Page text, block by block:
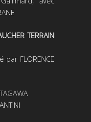
TERRAIN
FLORENCE